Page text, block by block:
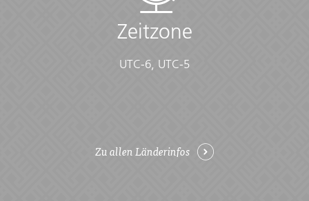
Zeitzone
UTC-6, UTC-5
Zu allen Länderinfos